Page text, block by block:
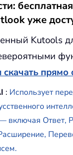
уже
Kutools
прямо
: Использует
включая Ответ,